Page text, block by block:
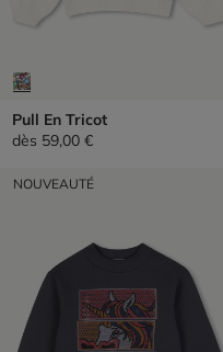
Pull En Tricot
dès 59,00 €
NOUVEAUTÉ